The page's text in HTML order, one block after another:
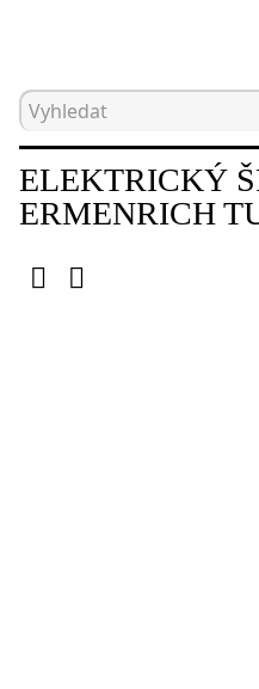
Hlavní strana
ELEKTRICKÝ
ERMENRICH